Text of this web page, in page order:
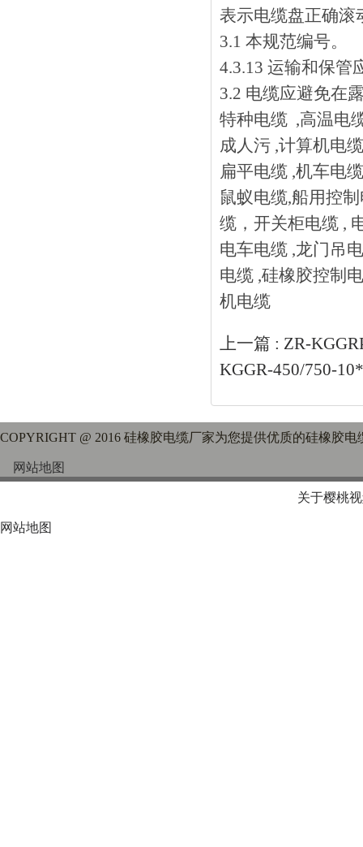
表示电缆盘正确滚动
3.1 本规范编号。
4.3.13 运输和保管
3.2 电缆应避免在露
特种电缆 ,高温电
成人污 ,计算机电
扁平电缆 ,机车电
鼠蚁电缆,船用控
缆，开关柜电缆
电车电缆 ,龙门吊
电缆 ,硅橡胶控制
机电缆
上一篇 : ZR-
KGGR-450/750-
COPYRIGHT @ 2016 硅橡胶电缆厂家为您提供优质的硅橡胶电
网站地图
关于樱桃
网站地图